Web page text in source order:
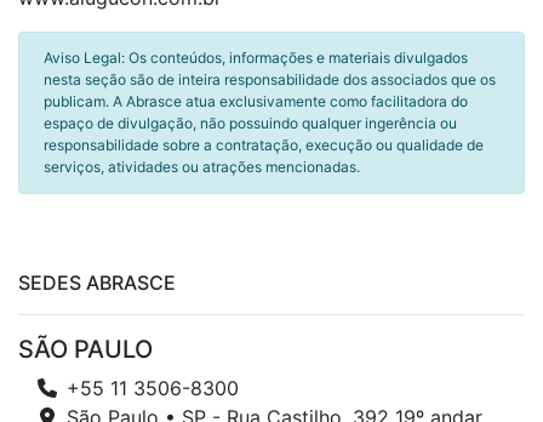
Aviso Legal: Os conteúdos, informações e materiais divulgados
nesta seção são de inteira responsabilidade dos associados que os
publicam. A Abrasce atua exclusivamente como facilitadora do
espaço de divulgação, não possuindo qualquer ingerência ou
responsabilidade sobre a contratação, execução ou qualidade de
serviços, atividades ou atrações mencionadas.
SEDES ABRASCE
SÃO PAULO
+55 11 3506-8300
São Paulo • SP - Rua Castilho, 392 19º andar,